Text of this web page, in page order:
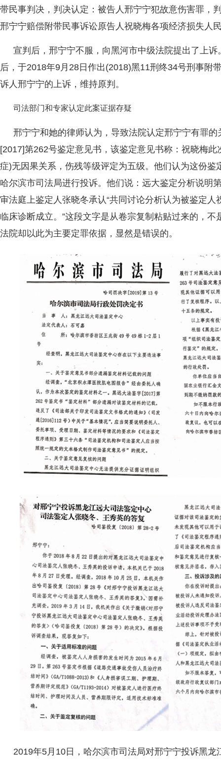
带民事判决，判决认定：被告人邢宁宁犯故意伤害罪，
邢宁宁赔偿附带民事诉讼原告人祝晓梅各项经济损失人
宣判后，邢宁宁不服，向黑河市中级法院提出了上
后，于2018年9月28日作出(2018)黑11刑终34号刑事附
诉人邢宁宁的上诉，维持原判。
司法部门和专家认定此案证据存疑
邢宁宁和她的律师认为，导致法院认定邢宁宁有罪
[2017]第262号鉴定意见书，该鉴定意见书称：祝晓梅
症)无因果关系，伤残等级评定为五级。他们认为这份鉴
哈尔滨市司法局进行投诉。他们说：远大鉴定分析说明
审法庭上鉴定人张晓冬承认“共同讨论分析认为被鉴定
临床诊断成立。”这段文字是从卷宗复制粘贴过来的，
法院却以此为主要定罪依据，显然是错误的。
2019年5月10日，哈尔滨市司法局对邢宁宁投诉黑